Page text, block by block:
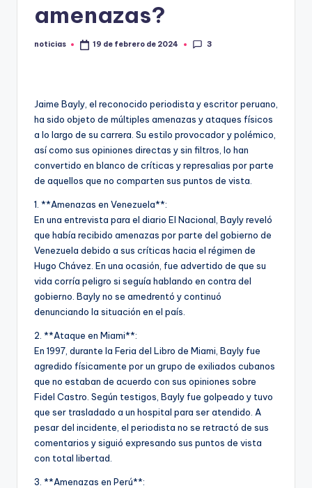
amenazas?
Publicado
noticias 19 de febrero de 2024 3
Jaime Bayly, el reconocido periodista y escritor peruano,
ha sido objeto de múltiples amenazas y ataques físicos
a lo largo de su carrera. Su estilo provocador y polémico,
así como sus opiniones directas y sin filtros, lo han
convertido en blanco de críticas y represalias por parte
de aquellos que no comparten sus puntos de vista.
1. **Amenazas en Venezuela**:
En una entrevista para el diario El Nacional, Bayly reveló
que había recibido amenazas por parte del gobierno de
Venezuela debido a sus críticas hacia el régimen de
Hugo Chávez. En una ocasión, fue advertido de que su
vida corría peligro si seguía hablando en contra del
gobierno. Bayly no se amedrentó y continuó
denunciando la situación en el país.
2. **Ataque en Miami**:
En 1997, durante la Feria del Libro de Miami, Bayly fue
agredido físicamente por un grupo de exiliados cubanos
que no estaban de acuerdo con sus opiniones sobre
Fidel Castro. Según testigos, Bayly fue golpeado y tuvo
que ser trasladado a un hospital para ser atendido. A
pesar del incidente, el periodista no se retractó de sus
comentarios y siguió expresando sus puntos de vista
con total libertad.
3. **Amenazas en Perú**: